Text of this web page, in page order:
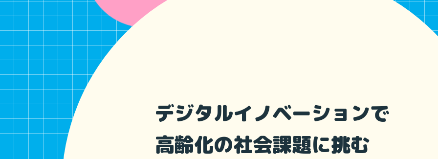
デジタルイノベーションで
高齢化の社会課題に挑む